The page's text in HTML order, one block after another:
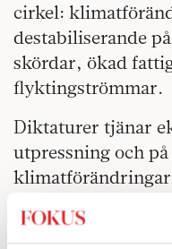
cirkel:
destabiliserande
skördar, ökad
flyktingströmmar.
Diktaturer tjänar
utpressning och
central faktor för
hitta episoder i